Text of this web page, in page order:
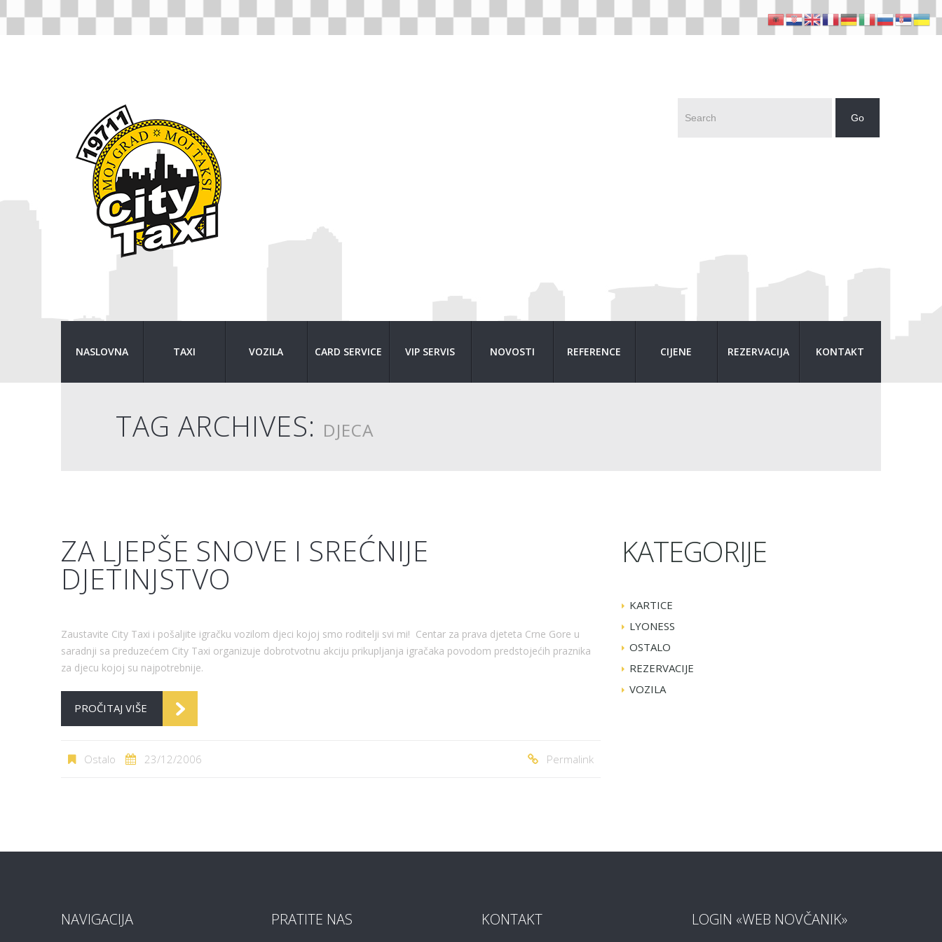
NASLOVNA TAXI VOZILA CARD SERVICE VIP SERVIS NOVOSTI REFERENCE CIJENE REZERVACIJA KONTAKT
TAG ARCHIVES: DJECA
ZA LJEPŠE SNOVE I SREĆNIJE
DJETINJSTVO
Zaustavite City Taxi i pošaljite igračku vozilom djeci kojoj smo roditelji svi mi! Centar za prava djeteta Crne Gore u
saradnji sa preduzećem City Taxi organizuje dobrotvotnu akciju prikupljanja igračaka povodom predstojećih praznika
za djecu kojoj su najpotrebnije.
PROČITAJ VIŠE
Ostalo 23/12/2006 Permalink
KATEGORIJE
KARTICE
LYONESS
OSTALO
REZERVACIJE
VOZILA
NAVIGACIJA PRATITE NAS KONTAKT LOGIN «WEB NOVČANIK»